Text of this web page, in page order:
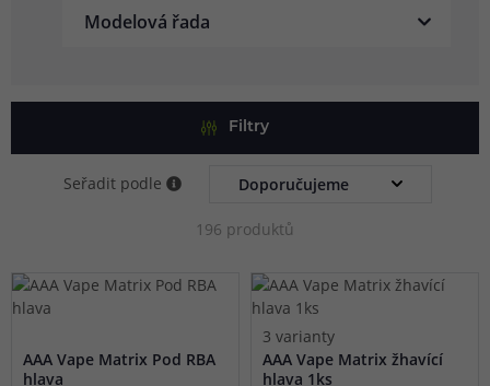
Modelová řada
Filtry
Seřadit podle
196 produktů
AAA Vape Matrix Pod RBA
hlava
3 varianty
AAA Vape Matrix žhavící
hlava 1ks